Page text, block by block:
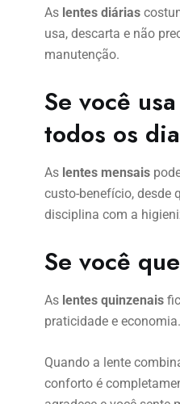
As lentes diárias
usa, descarta e não
manutenção.
Se você
todos os
As lentes mensais
custo-benefício, desde
disciplina com a
Se você
As lentes quinzenais
praticidade e economia.
Quando a lente
conforto é